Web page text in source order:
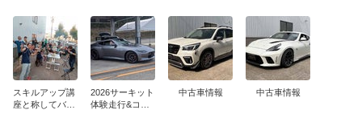
スキルアップ講
座と称してバー
2026サーキット
体験走行&コソ
中古車情報 中古車情報